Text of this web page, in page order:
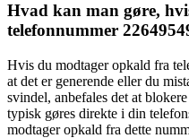
Hvad kan man gøre,
telefonnummer
Hvis du modtager opkald fra
at det er generende eller du
svindel, anbefales det at
typisk gøres direkte i din
modtager opkald fra dette